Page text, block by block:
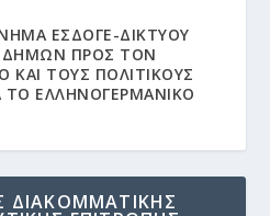
ΕΣΔΟΓΕ-ΔΙΚΤΥΟΥ
ΔΗΜΩΝ ΠΡΟΣ ΤΟΝ
ΚΑΙ ΤΟΥΣ ΠΟΛΙΤΙΚΟΥΣ
ΤΟ ΕΛΛΗΝΟΓΕΡΜΑΝΙΚΟ
ΔΙΑΚΟΜΜΑΤΙΚΗΣ